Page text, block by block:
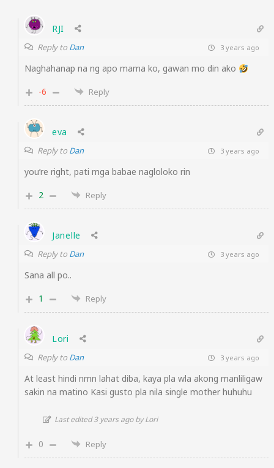
RJI
Reply to Dan 3 years ago
Naghahanap na ng apo mama ko, gawan mo din ako
-6
Reply
eva
Reply to Dan 3 years ago
you’re right, pati mga babae nagloloko rin
2
Reply
Janelle
Reply to Dan 3 years ago
Sana all po..
1
Reply
Lori
Reply to Dan 3 years ago
At least hindi nmn lahat diba, kaya pla wla akong manliligaw
sakin na matino Kasi gusto pla nila single mother huhuhu
Last edited 3 years ago by Lori
0 Reply